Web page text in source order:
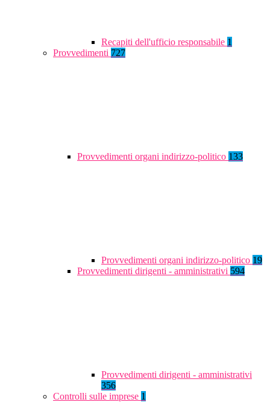
Recapiti dell'ufficio responsabile 1
Provvedimenti 727
Provvedimenti organi indirizzo-politico 133
Provvedimenti organi indirizzo-politico 19
Provvedimenti dirigenti - amministrativi 594
Provvedimenti dirigenti - amministrativi
356
Controlli sulle imprese 1